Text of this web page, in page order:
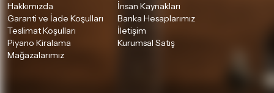
Hakkımızda
İnsan Kaynakları
Garanti ve İade Koşulları
Banka Hesaplarımız
Teslimat Koşulları
İletişim
Piyano Kiralama
Kurumsal Satış
Mağazalarımız